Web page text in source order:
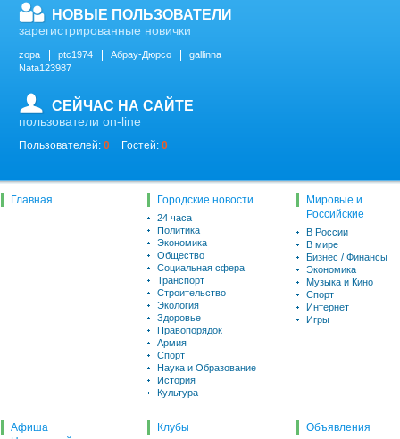
НОВЫЕ ПОЛЬЗОВАТЕЛИ
зарегистрированные новички
zopa ptc1974 Абрау-Дюрсо
gallinna
Nata123987
СЕЙЧАС НА САЙТЕ
пользователи on-line
Пользователей: 0 Гостей: 0
Главная Городские новости
24 часа
Политика
Экономика
Общество
Социальная сфера
Транспорт
Строительство
Экология
Здоровье
Правопорядок
Армия
Спорт
Наука и Образование
История
Культура
Мировые и
Российские
В России
В мире
Бизнес / Финансы
Экономика
Музыка и Кино
Спорт
Интернет
Игры
Афиша
Клубы Объявления